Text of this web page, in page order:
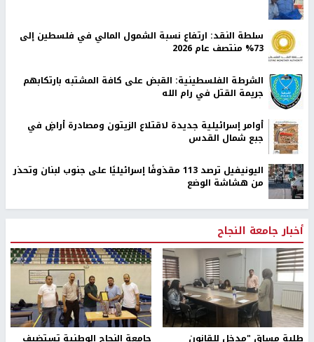
سلطة النقد: ارتفاع نسبة الشمول المالي في فلسطين إلى
73% منتصف عام 2026
الشرطة الفلسطينية: القبض على كافة المشتبه بارتكابهم
جريمة القتل في رام الله
أوامر إسرائيلية جديدة لاقتلاع الزيتون ومصادرة أراضٍ في
جبع شمال القدس
اليونيفيل ترصد 113 مقذوفًا إسرائيليًا على جنوب لبنان وتحذر
من هشاشة الوضع
أخبار جامعة النجاح
طلبة مساق "مدخل للقانون جامعة النجاح الوطنية تستضيف